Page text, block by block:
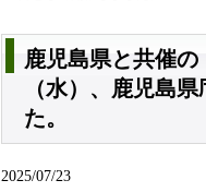
鹿児島県と共催
（水）、鹿児島
た。
2025/07/23